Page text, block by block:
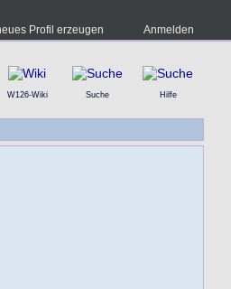
Profil erzeugen Anmelden
W126-Wiki Suche Hilfe